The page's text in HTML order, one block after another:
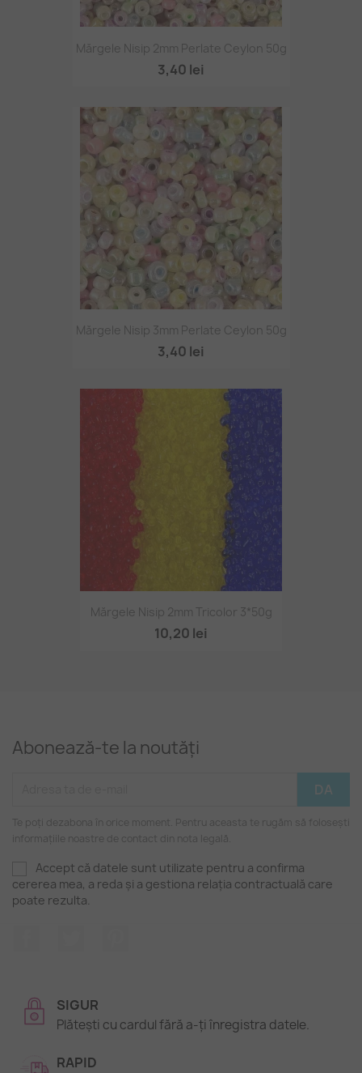
Mărgele Nisip 2mm Perlate Ceylon 50g
3,40 lei
Mărgele Nisip 3mm Perlate Ceylon 50g
3,40 lei
Mărgele Nisip 2mm Tricolor 3*50g
10,20 lei
Abonează-te la noutăți
Te poți dezabona în orice moment. Pentru aceasta te rugăm să folosești
informațiile noastre de contact din nota legală.
Accept că datele sunt utilizate pentru a confirma
cererea mea, a reda și a gestiona relația contractuală care
poate rezulta.
SIGUR
Plătești cu cardul fără a-ți înregistra datele.
RAPID